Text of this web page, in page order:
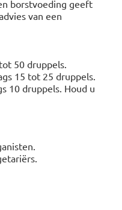
borstvoeding geeft
van een
50 druppels.
15 tot 25 druppels.
10 druppels. Houd u